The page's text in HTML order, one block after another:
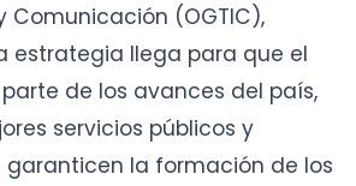
Comunicación (OGTIC),
estrategia llega para que el
de los avances del país,
servicios públicos y
la formación de los